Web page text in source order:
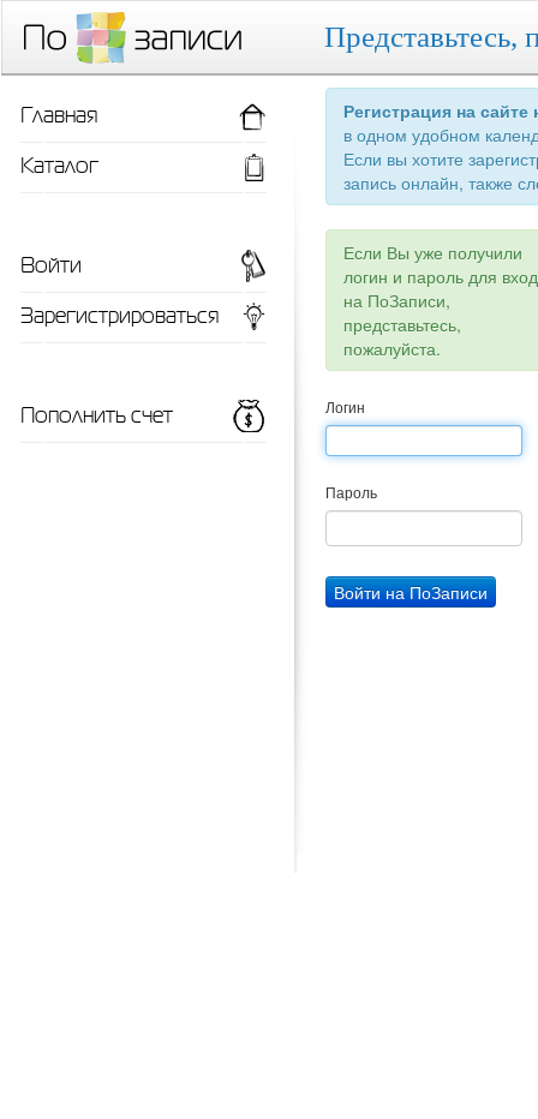
Представьтесь,
Регистрация на
в одном удобном
Если вы хотите
запись онлайн, также
Если Вы уже получили
логин и пароль для
на ПоЗаписи,
представьтесь,
пожалуйста.
Логин
Пароль
Главная
Каталог
Войти
Зарегистрироваться
Пополнить счет